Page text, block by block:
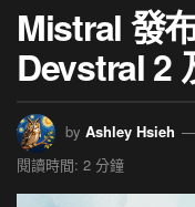
Mistral 發
Devstral 2
by Ashley Hsieh
閱讀時間: 2 分鐘